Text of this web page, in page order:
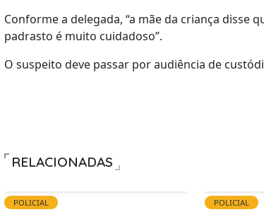
Conforme a delegada, “a mãe da criança disse
padrasto é muito cuidadoso”.
O suspeito deve passar por audiência de
RELACIONADAS
POLICIAL POLICIAL